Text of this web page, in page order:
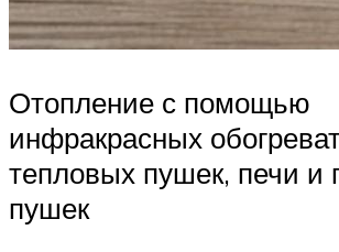
Отопление с помощью
инфракрасных
тепловых пушек, печи и
пушек